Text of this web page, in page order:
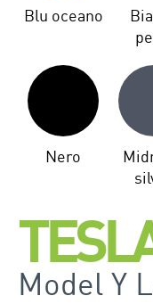
Blu oceano
Nero
Model Y